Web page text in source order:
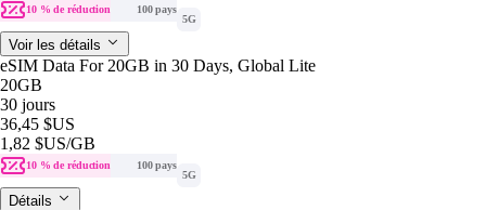
10 % de réduction
100 pays
5G
Voir les détails
eSIM Data For 20GB in 30 Days, Global Lite
20GB
30 jours
36,45 $US
1,82 $US/GB
10 % de réduction
100 pays
5G
Détails